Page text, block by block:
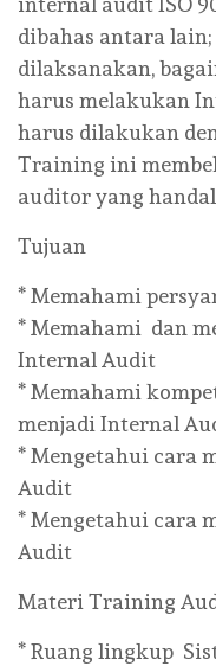
dibahas antara
dilaksanakan,
harus melakukan
harus dilakukan
Training ini
auditor yang
Tujuan
* Memahami
* Memahami dan
Internal Audit
* Memahami
menjadi Internal
* Mengetahui cara
Audit
* Mengetahui cara
Audit
Materi Training
* Ruang lingkup